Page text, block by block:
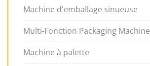
Machine d'emballage sinueuse
Multi-Fonction Packaging Machine
Machine à palette